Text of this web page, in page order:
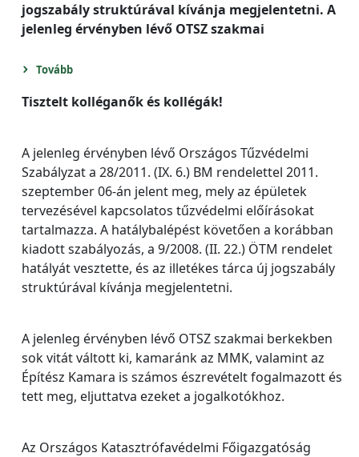
jogszabály struktúrával kívánja megjelentetni. A
jelenleg érvényben lévő OTSZ szakmai
Tovább
Tisztelt kolléganők és kollégák!
A jelenleg érvényben lévő Országos Tűzvédelmi
Szabályzat a 28/2011. (IX. 6.) BM rendelettel 2011.
szeptember 06-án jelent meg, mely az épületek
tervezésével kapcsolatos tűzvédelmi előírásokat
tartalmazza. A hatálybalépést követően a korábban
kiadott szabályozás, a 9/2008. (II. 22.) ÖTM rendelet
hatályát vesztette, és az illetékes tárca új jogszabály
struktúrával kívánja megjelentetni.
A jelenleg érvényben lévő OTSZ szakmai berkekben
sok vitát váltott ki, kamaránk az MMK, valamint az
Építész Kamara is számos észrevételt fogalmazott és
tett meg, eljuttatva ezeket a jogalkotókhoz.
Az Országos Katasztrófavédelmi Főigazgatóság